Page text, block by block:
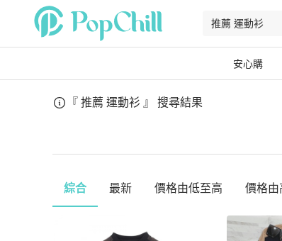
安心購
『 推薦 運動衫 』 搜尋結果
綜合 最新 價格由低至高 價格由